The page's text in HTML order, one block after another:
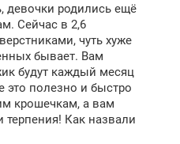
девочки родились ещё
Сейчас в 2,6
чуть хуже
бывает. Вам
будут каждый месяц
это полезно и быстро
крошечкам, а вам
Как назвали